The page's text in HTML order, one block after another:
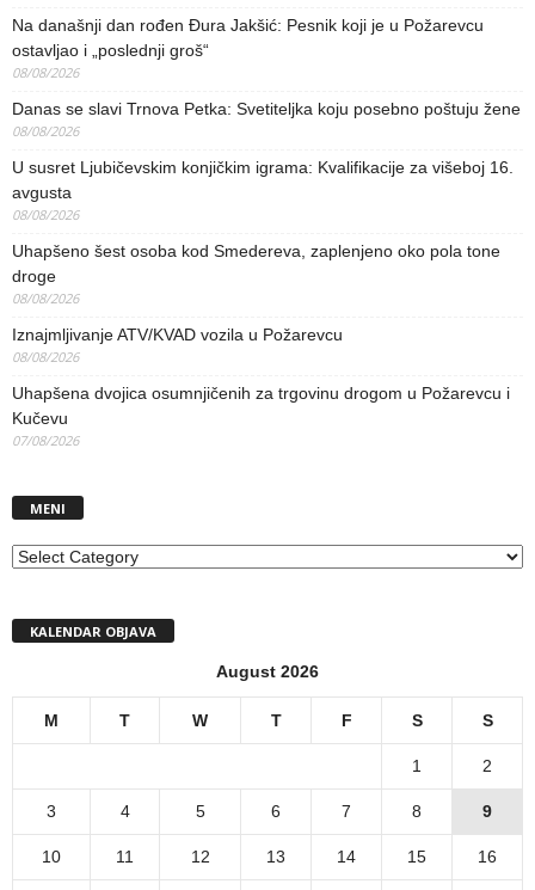
Na današnji dan rođen Đura Jakšić: Pesnik koji je u Požarevcu
ostavljao i „poslednji groš“
08/08/2026
Danas se slavi Trnova Petka: Svetiteljka koju posebno poštuju žene
08/08/2026
U susret Ljubičevskim konjičkim igrama: Kvalifikacije za višeboj 16.
avgusta
08/08/2026
Uhapšeno šest osoba kod Smedereva, zaplenjeno oko pola tone
droge
08/08/2026
Iznajmljivanje ATV/KVAD vozila u Požarevcu
08/08/2026
Uhapšena dvojica osumnjičenih za trgovinu drogom u Požarevcu i
Kučevu
07/08/2026
MENI
MENI
KALENDAR OBJAVA
August 2026
M T W T F S S
1 2
3 4 5 6 7 8 9
10 11 12 13 14 15 16